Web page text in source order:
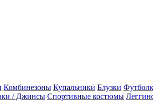
Комбинезоны Купальники Блузки
/ Джинсы Спортивные костюмы